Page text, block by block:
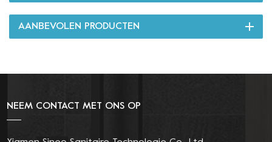
AANBEVOLEN PRODUCTEN
NEEM CONTACT MET ONS OP